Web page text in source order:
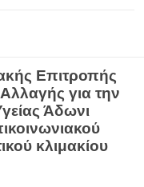
Επιτροπής
για την
Άδωνι
κλιμακίου